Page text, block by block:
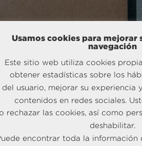
Usamos cookies para mejorar
navegación
Este sitio web utiliza cookies
obtener estadísticas sobre los
del usuario, mejorar su experiencia
contenidos en redes sociales.
o rechazar las cookies, así como
deshabilitar.
encontrar toda la información